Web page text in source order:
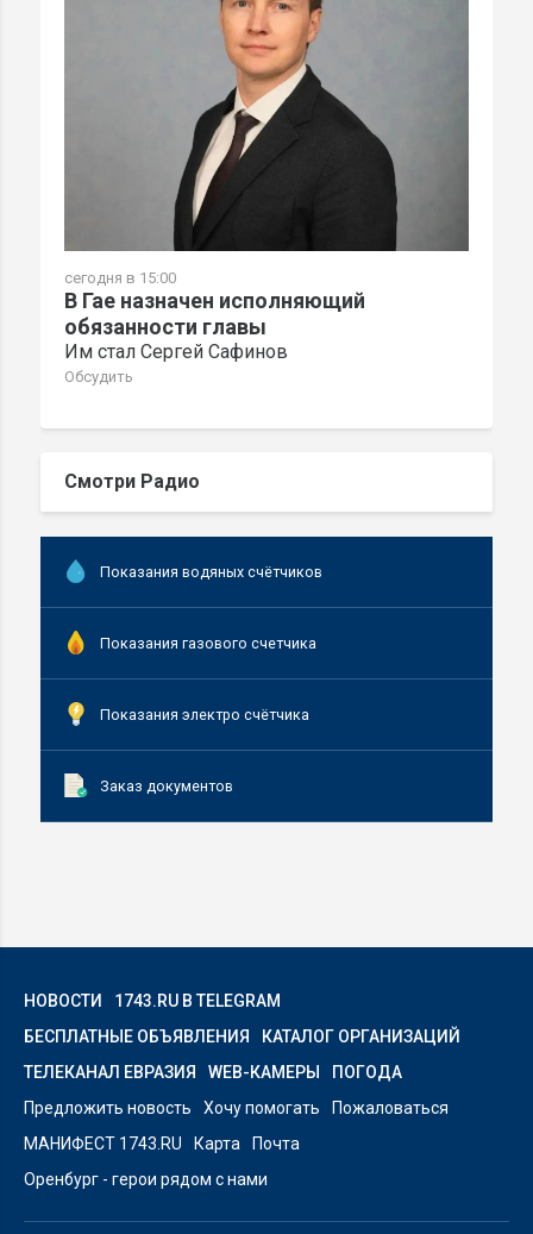
сегодня в 15:00
В Гае назначен исполняющий
обязанности главы
Им стал Сергей Сафинов
Обсудить
Смотри Радио
Показания водяных счётчиков
Показания газового счетчика
Показания электро счётчика
Заказ документов
НОВОСТИ
1743.RU В TELEGRAM
БЕСПЛАТНЫЕ ОБЪЯВЛЕНИЯ
КАТАЛОГ ОРГАНИЗАЦИЙ
ТЕЛЕКАНАЛ ЕВРАЗИЯ
WEB-КАМЕРЫ
ПОГОДА
Предложить новость
Хочу помогать
Пожаловаться
МАНИФЕСТ 1743.RU
Карта
Почта
Оренбург - герои рядом с нами